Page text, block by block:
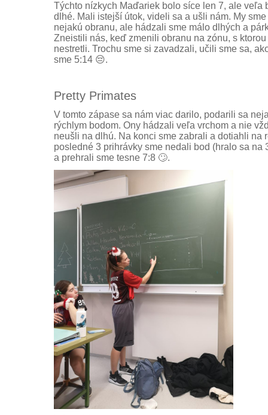
Týchto nízkych Maďariek bolo síce len 7, ale veľa
dlhé. Mali istejší útok, videli sa a ušli nám. My
nejakú obranu, ale hádzali sme málo dlhých a
Zneistili nás, keď zmenili obranu na zónu, s
nestretli. Trochu sme si zavadzali, učili sme sa,
sme 5:14 😔.
Pretty Primates
V tomto zápase sa nám viac darilo, podarili sa
rýchlym bodom. Ony hádzali veľa vrchom a nie
neušli na dlhú. Na konci sme zabrali a dotiahli na
posledné 3 prihrávky sme nedali bod (hralo sa na
a prehrali sme tesne 7:8 🙄.